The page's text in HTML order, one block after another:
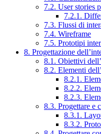
7.2. User stories
7.2.1.
7.3. Flussi di
7.4. Wireframe
7.5. Prototipi
8. Progettazione
8.1. Obiettivi
8.2. Elementi
8.2.1.
8.2.2.
8.2.3.
8.3. Progettare e
8.3.1.
8.3.2.